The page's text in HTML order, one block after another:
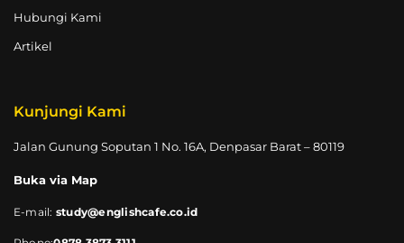
Hubungi Kami
Artikel
Kunjungi Kami
Jalan Gunung Soputan 1 No. 16A, Denpasar Barat – 80119
Buka via Map
E-mail: study@englishcafe.co.id